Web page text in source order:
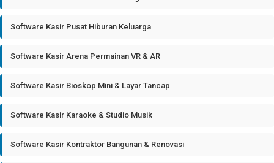
Software Kasir Pusat Hiburan Keluarga
Software Kasir Arena Permainan VR & AR
Software Kasir Bioskop Mini & Layar Tancap
Software Kasir Karaoke & Studio Musik
Software Kasir Kontraktor Bangunan & Renovasi